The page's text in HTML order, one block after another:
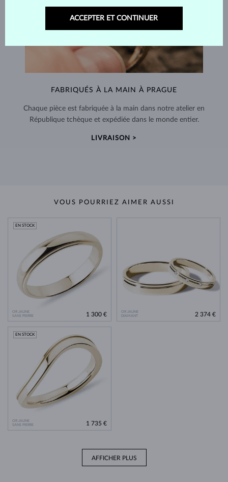
FABRIQUÉS À LA MAIN À PRAGUE
Chaque pièce est fabriquée à la main dans notre atelier en
République tchèque et expédiée dans le monde entier.
LIVRAISON >
VOUS POURRIEZ AIMER AUSSI
OR JAUNE
SANS PIERRE
EN STOCK
1 300 €
OR JAUNE
DIAMANT
2 374 €
OR JAUNE
SANS PIERRE
EN STOCK
1 735 €
AFFICHER PLUS
ACCEPTER ET CONTINUER